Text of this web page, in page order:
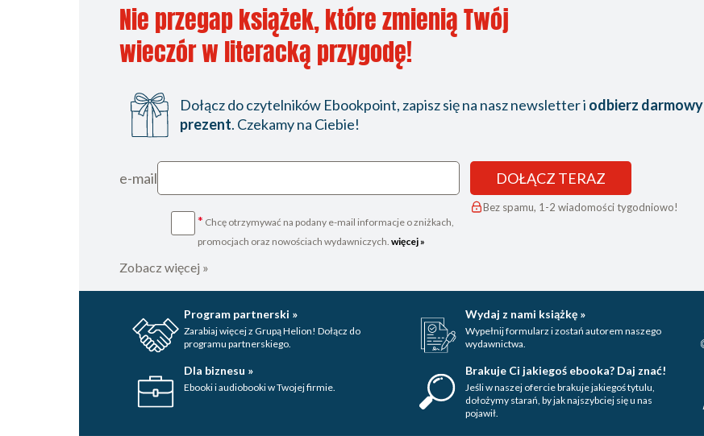
Nie przegap książek, które zmienią Twój
wieczór w literacką przygodę!
Dołącz do czytelników Ebookpoint, zapisz się na nasz newsletter i odbierz darmowy
prezent. Czekamy na Ciebie!
e-mail
* Chcę otrzymywać na podany e-mail informacje o zniżkach,
promocjach oraz nowościach wydawniczych. więcej »
DOŁĄCZ TERAZ
Bez spamu, 1-2 wiadomości tygodniowo!
Zobacz więcej »
Program partnerski »
Zarabiaj więcej z Grupą Helion! Dołącz do
programu partnerskiego.
Wydaj z nami książkę »
Wypełnij formularz i zostań autorem naszego
wydawnictwa.
Dla biznesu »
Ebooki i audiobooki w Twojej firmie.
Brakuje Ci jakiegoś ebooka? Daj znać!
Jeśli w naszej ofercie brakuje jakiegoś tytulu,
dołożymy starań, by jak najszybciej się u nas
pojawił.